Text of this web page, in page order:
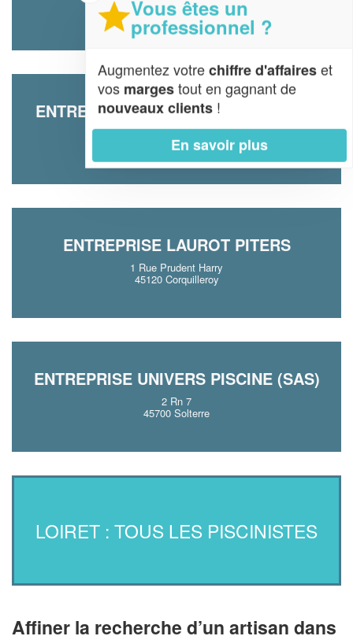
45140 Ormes
ENTREPRISE H2O DIFFUSION (SARL)
832 Rue Du Pressoir Aubry
45160 Olivet
ENTREPRISE LAUROT PITERS
1 Rue Prudent Harry
45120 Corquilleroy
ENTREPRISE UNIVERS PISCINE (SAS)
2 Rn 7
45700 Solterre
LOIRET : TOUS LES PISCINISTES
Affiner la recherche d’un artisan dans
Vous êtes un
professionnel ?
Augmentez votrechiffre d'affaireset
vos margestout en gagnant de
nouveaux clients !
En savoir plus